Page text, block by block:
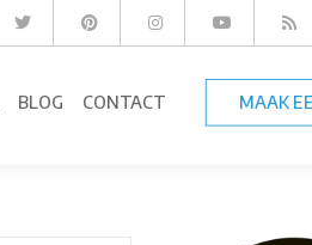
BLOG CONTACT MAAK